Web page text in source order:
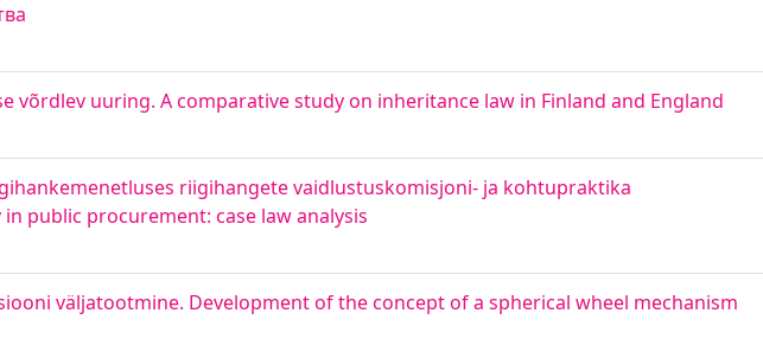
võrdlev uuring. A comparative study on inheritance law in Finland and England
riigihangete vaidlustuskomisjoni- ja kohtupraktika
public procurement: case law analysis
väljatootmine. Development of the concept of a spherical wheel mechanism